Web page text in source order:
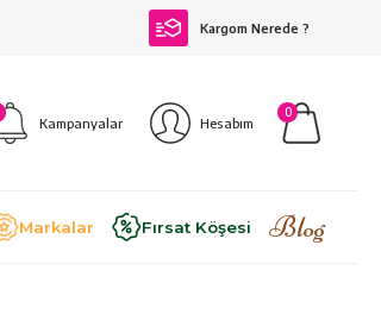
Kargom Nerede ?
Kampanyalar Hesabım
0
Markalar Fırsat Köşesi Blog